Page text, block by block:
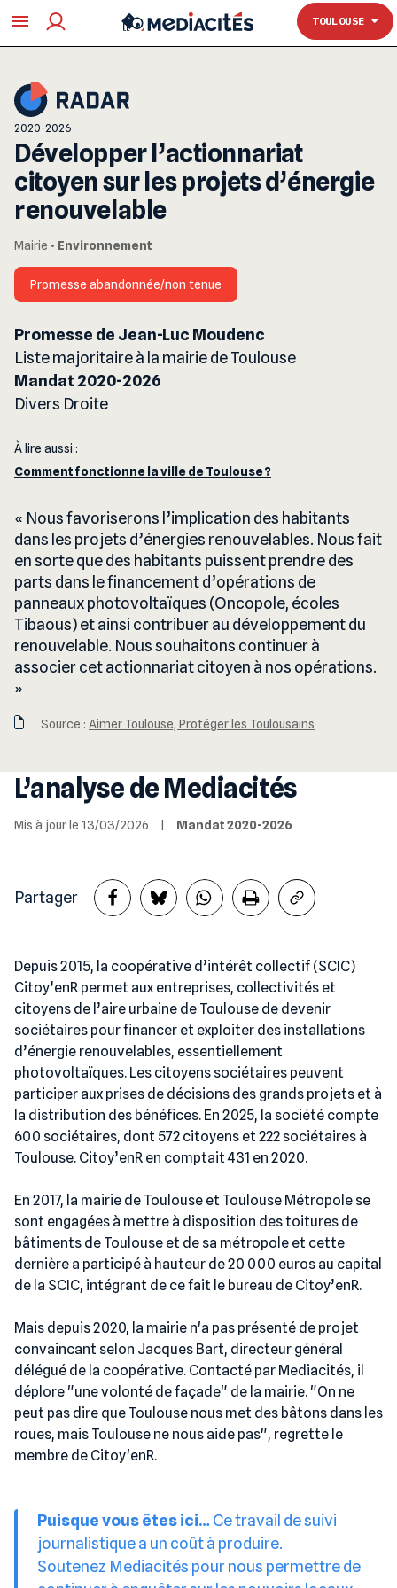
TOULOUSE
TOULOUSE
2020-2026
Développer l’actionnariat
citoyen sur les projets d’énergie
renouvelable
Mairie • Environnement
Promesse abandonnée/non tenue
Promesse de Jean-Luc Moudenc
Liste majoritaire à la mairie de Toulouse
Mandat 2020-2026
Divers Droite
À lire aussi :
Comment fonctionne la ville de Toulouse ?
Nous favoriserons l’implication des habitants
dans les projets d’énergies renouvelables. Nous fait
en sorte que des habitants puissent prendre des
parts dans le financement d’opérations de
panneaux photovoltaïques (Oncopole, écoles
Tibaous) et ainsi contribuer au développement du
renouvelable. Nous souhaitons continuer à
associer cet actionnariat citoyen à nos opérations.
Source : Aimer Toulouse, Protéger les Toulousains
L’analyse de Mediacités
Mis à jour le 13/03/2026 Mandat 2020-2026
Partager
Depuis 2015, la coopérative d’intérêt collectif (SCIC)
Citoy’enR permet aux entreprises, collectivités et
citoyens de l’aire urbaine de Toulouse de devenir
sociétaires pour financer et exploiter des installations
d’énergie renouvelables, essentiellement
photovoltaïques. Les citoyens sociétaires peuvent
participer aux prises de décisions des grands projets et à
la distribution des bénéfices. En 2025, la société compte
600 sociétaires, dont 572 citoyens et 222 sociétaires à
Toulouse. Citoy’enR en comptait 431 en 2020.
En 2017, la mairie de Toulouse et Toulouse Métropole se
sont engagées à mettre à disposition des toitures de
bâtiments de Toulouse et de sa métropole et cette
dernière a participé à hauteur de 20 000 euros au capital
de la SCIC, intégrant de ce fait le bureau de Citoy’enR.
Mais depuis 2020, la mairie n'a pas présenté de projet
convaincant selon Jacques Bart, directeur général
délégué de la coopérative. Contacté par Mediacités, il
déplore "une volonté de façade" de la mairie. "On ne
peut pas dire que Toulouse nous met des bâtons dans les
roues, mais Toulouse ne nous aide pas", regrette le
membre de Citoy'enR.
Puisque vous êtes ici…Ce travail de suivi
journalistique a un coût à produire.
Soutenez Mediacités pour nous permettre de